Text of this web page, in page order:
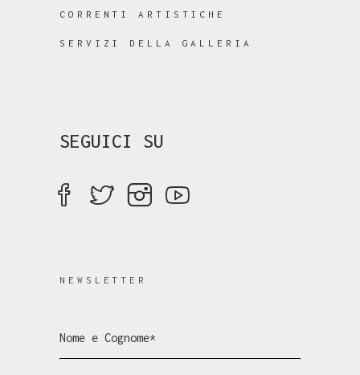
CORRENTI ARTISTICHE
SERVIZI DELLA GALLERIA
SEGUICI SU
NEWSLETTER